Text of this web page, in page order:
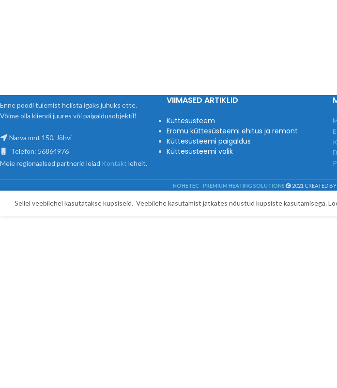
Enne poodi tulemist helista igaks juhuks ette.
Võime olla kliendi juures või paigaldusobjektil!
Narva mnt 150, Jõhvi
Telefon: 56864976
Meie regionaalsed partnerid leiad Kontakt lehelt.
VIIMASED ARTIKLID
Küttesüsteem
Eramu küttesüsteemi ehitus ja remont
Küttesüsteemi paigaldus
Küttesüsteemi valik
NOHETEC - PREMIUM HEATING SOLUTIONS 2021 CREATED BY
Sellel veebilehel kasutatakse küpsiseid. Veebilehe kasutamist jätkates nõustud küpsiste kasutamisega.